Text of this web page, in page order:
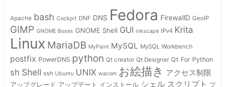
Apache bash Cockpit DNF DNS Fedora FirewallD GeoIP
GIMP GNOME Boxes GNOME Shell GUI inkscape IPv4 Krita
Linux MariaDB MyPaint MySQL MySQL Workbench
postfix PowerDNS python Qt creator Qt Designer Qt For Python
sh Shell ssh Ubuntu UNIX wacom お絵描き アクセス制限
アップグレード アップデート インストール シェル スクリプト
プ